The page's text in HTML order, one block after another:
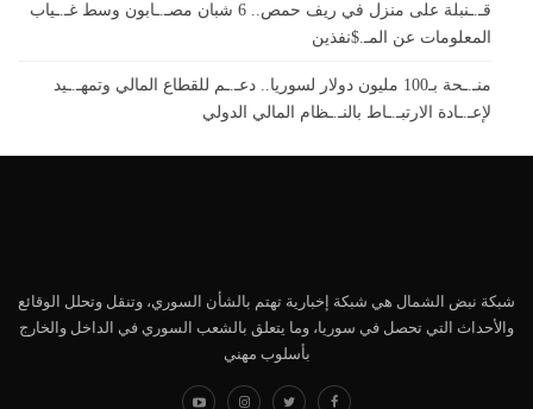
قـ.ـنبلة على منزل في ريف حمص.. 6 شبان مصـ.ـابون وسط غـ.ـياب
المعلومات عن المـ.$نفذين
منـ.ـحة بـ100 مليون دولار لسوريا.. دعـ.ـم للقطاع المالي وتمهـ.ـيد
لإعـ.ـادة الارتبـ.ـاط بالنـ.ـظام المالي الدولي
شبكة نبض الشمال هي شبكة إخبارية تهتم بالشأن السوري، وتنقل وتحلل الوقائع
والأحداث التي تحصل في سوريا، وما يتعلق بالشعب السوري في الداخل والخارج
بأسلوب مهني